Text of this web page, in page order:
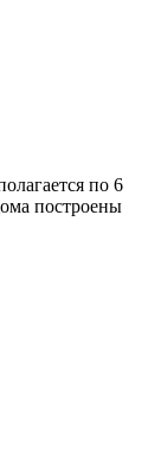
по 6
построены